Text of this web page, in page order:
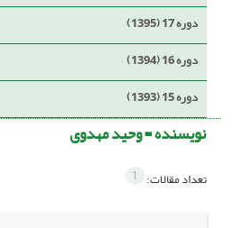
دوره 17 (1395)
دوره 16 (1394)
دوره 15 (1393)
نویسنده =وحید مهدوی
تعداد مقالات: 1